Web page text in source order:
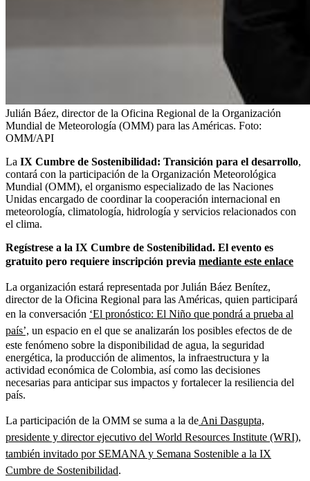
Julián Báez, director de la Oficina Regional de la Organización
Mundial de Meteorología (OMM) para las Américas. Foto:
OMM/API
La IX Cumbre de Sostenibilidad: Transición para el desarrollo,
contará con la participación de la Organización Meteorológica
Mundial (OMM), el organismo especializado de las Naciones
Unidas encargado de coordinar la cooperación internacional en
meteorología, climatología, hidrología y servicios relacionados con
el clima.
Regístrese a la IX Cumbre de Sostenibilidad. El evento es
gratuito pero requiere inscripción previa mediante este enlace
La organización estará representada por Julián Báez Benítez,
director de la Oficina Regional para las Américas, quien participará
en la conversación ‘El pronóstico: El Niño que pondrá a prueba al
país’, un espacio en el que se analizarán los posibles efectos de de
este fenómeno sobre la disponibilidad de agua, la seguridad
energética, la producción de alimentos, la infraestructura y la
actividad económica de Colombia, así como las decisiones
necesarias para anticipar sus impactos y fortalecer la resiliencia del
país.
La participación de la OMM se suma a la de Ani Dasgupta,
presidente y director ejecutivo del World Resources Institute (WRI),
también invitado por SEMANA y Semana Sostenible a la IX
Cumbre de Sostenibilidad.